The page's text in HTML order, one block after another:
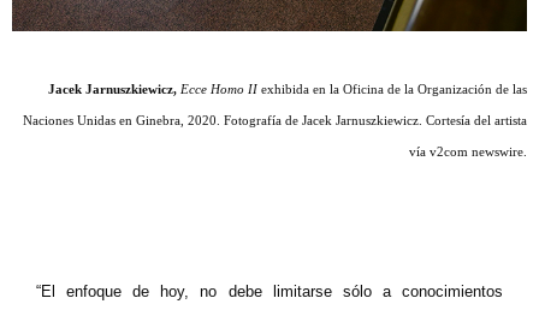
Jacek Jarnuszkiewicz, Ecce Homo II exhibida en la Oficina de la Organización de las
Naciones Unidas en Ginebra, 2020. Fotografía de Jacek Jarnuszkiewicz. Cortesía del artista
vía v2com newswire.
“El enfoque de hoy, no debe limitarse sólo a conocimientos